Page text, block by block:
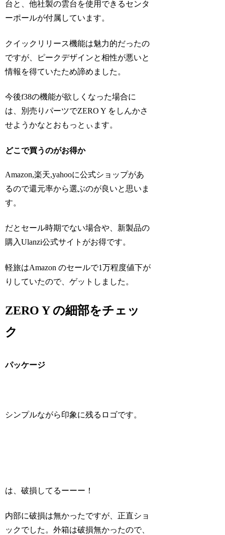
台と、他社製の雲台を使用できるセンタ
ーポールが付属しています。
クイックリリース機能は魅力的だったの
ですが、ピークデザインと相性が悪いと
情報を得ていたため諦めました。
今後f38の機能が欲しくなった場合に
は、別売りパーツでZERO Y をしんかさ
せようかなとおもっとぃます。
どこで買うのがお得か
Amazon,楽天,yahooに公式ショップがあ
るので還元率から選ぶのが良いと思いま
す。
だとセール時期でない場合や、新製品の
購入Ulanzi公式サイトがお得です。
軽旅はAmazon のセールで1万程度値下が
りしていたので、ゲットしました。
ZERO Y の細部をチェッ
ク
パッケージ
シンプルながら印象に残るロゴです。
は、破損してるーーー！
内部に破損は無かったですが、正直ショ
ックでした。外箱は破損無かったので、